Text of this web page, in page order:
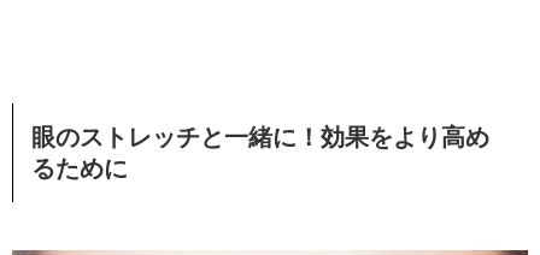
眼のストレッチと一緒に！効果をより高め
るために